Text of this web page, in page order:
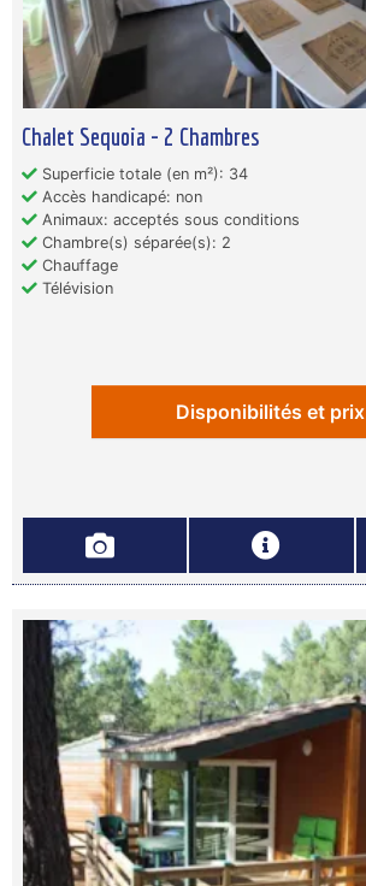
Chalet Sequoia - 2 Chambres
Superficie totale (en m²): 34
Accès handicapé: non
Animaux: acceptés sous conditions
Chambre(s) séparée(s): 2
Chauffage
Télévision
Disponibilités et prix